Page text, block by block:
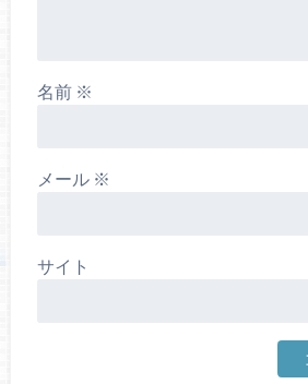
名前 ※
メール ※
サイト